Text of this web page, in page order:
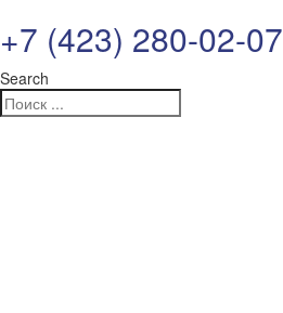
+7 (423) 280-02-07
Search